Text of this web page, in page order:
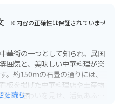
※内容の正確性は保証されていませ
華街の一つとして知られ、異国
囲気と、美味しい中華料理が楽
。約150mの石畳の通りには、
板を掲げた中華料理店や土産物
わず賑わいを見せ、活気あふれ
を読む